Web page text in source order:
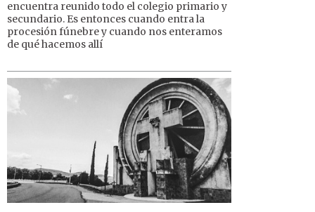
encuentra reunido todo el colegio primario y
secundario. Es entonces cuando entra la
procesión fúnebre y cuando nos enteramos
de qué hacemos allí